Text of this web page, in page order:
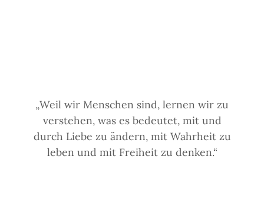
„Weil wir Menschen sind, lernen wir zu
verstehen, was es bedeutet, mit und
durch Liebe zu ändern, mit Wahrheit zu
leben und mit Freiheit zu denken.“